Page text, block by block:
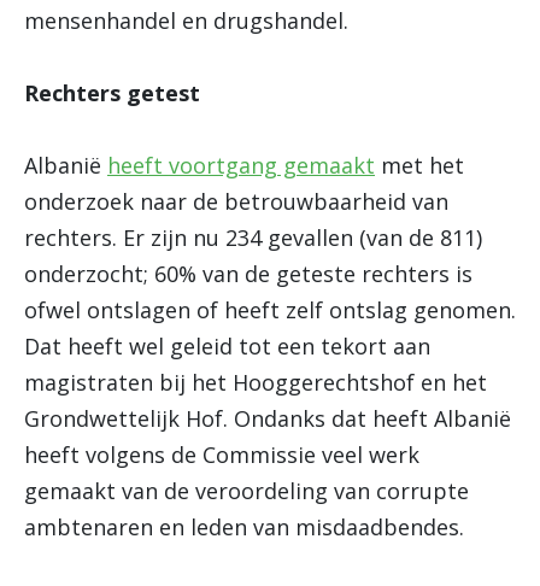
mensenhandel en drugshandel.
Rechters getest
Albanië heeft voortgang gemaakt met het
onderzoek naar de betrouwbaarheid van
rechters. Er zijn nu 234 gevallen (van de 811)
onderzocht; 60% van de geteste rechters is
ofwel ontslagen of heeft zelf ontslag genomen.
Dat heeft wel geleid tot een tekort aan
magistraten bij het Hooggerechtshof en het
Grondwettelijk Hof. Ondanks dat heeft Albanië
heeft volgens de Commissie veel werk
gemaakt van de veroordeling van corrupte
ambtenaren en leden van misdaadbendes.